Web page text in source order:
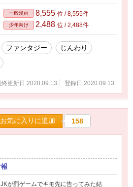
一般漫画 8,555 位 / 8,555件
少年向け 2,488 位 / 2,488件
ファンタジー
じんわり
終更新日 2020.09.13 登録日 2020.09.13
お気に入りに追加 158
が罰ゲームでキモ先に告ってみた結